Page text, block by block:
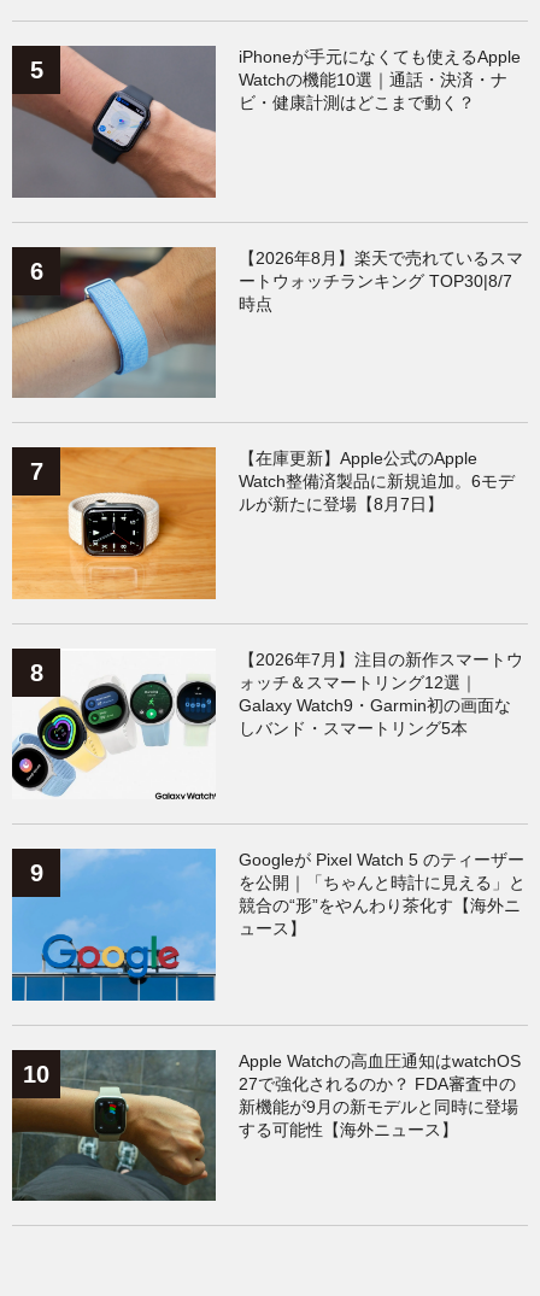
iPhoneが手元になくても使えるApple
Watchの機能10選｜通話・決済・ナ
ビ・健康計測はどこまで動く？
【2026年8月】楽天で売れているスマ
ートウォッチランキング TOP30|8/7
時点
【在庫更新】Apple公式のApple
Watch整備済製品に新規追加。6モデ
ルが新たに登場【8月7日】
【2026年7月】注目の新作スマートウ
ォッチ＆スマートリング12選｜
Galaxy Watch9・Garmin初の画面な
しバンド・スマートリング5本
Googleが Pixel Watch 5 のティーザー
を公開｜「ちゃんと時計に見える」と
競合の“形”をやんわり茶化す【海外ニ
ュース】
Apple Watchの高血圧通知はwatchOS
27で強化されるのか？ FDA審査中の
新機能が9月の新モデルと同時に登場
する可能性【海外ニュース】